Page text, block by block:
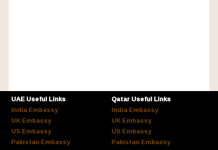
UAE Useful Links
India Embassy
UK Embassy
US Embassy
Pakistan Embassy
Qatar Useful Links
India Embassy
UK Embassy
US Embassy
Pakistan Embassy